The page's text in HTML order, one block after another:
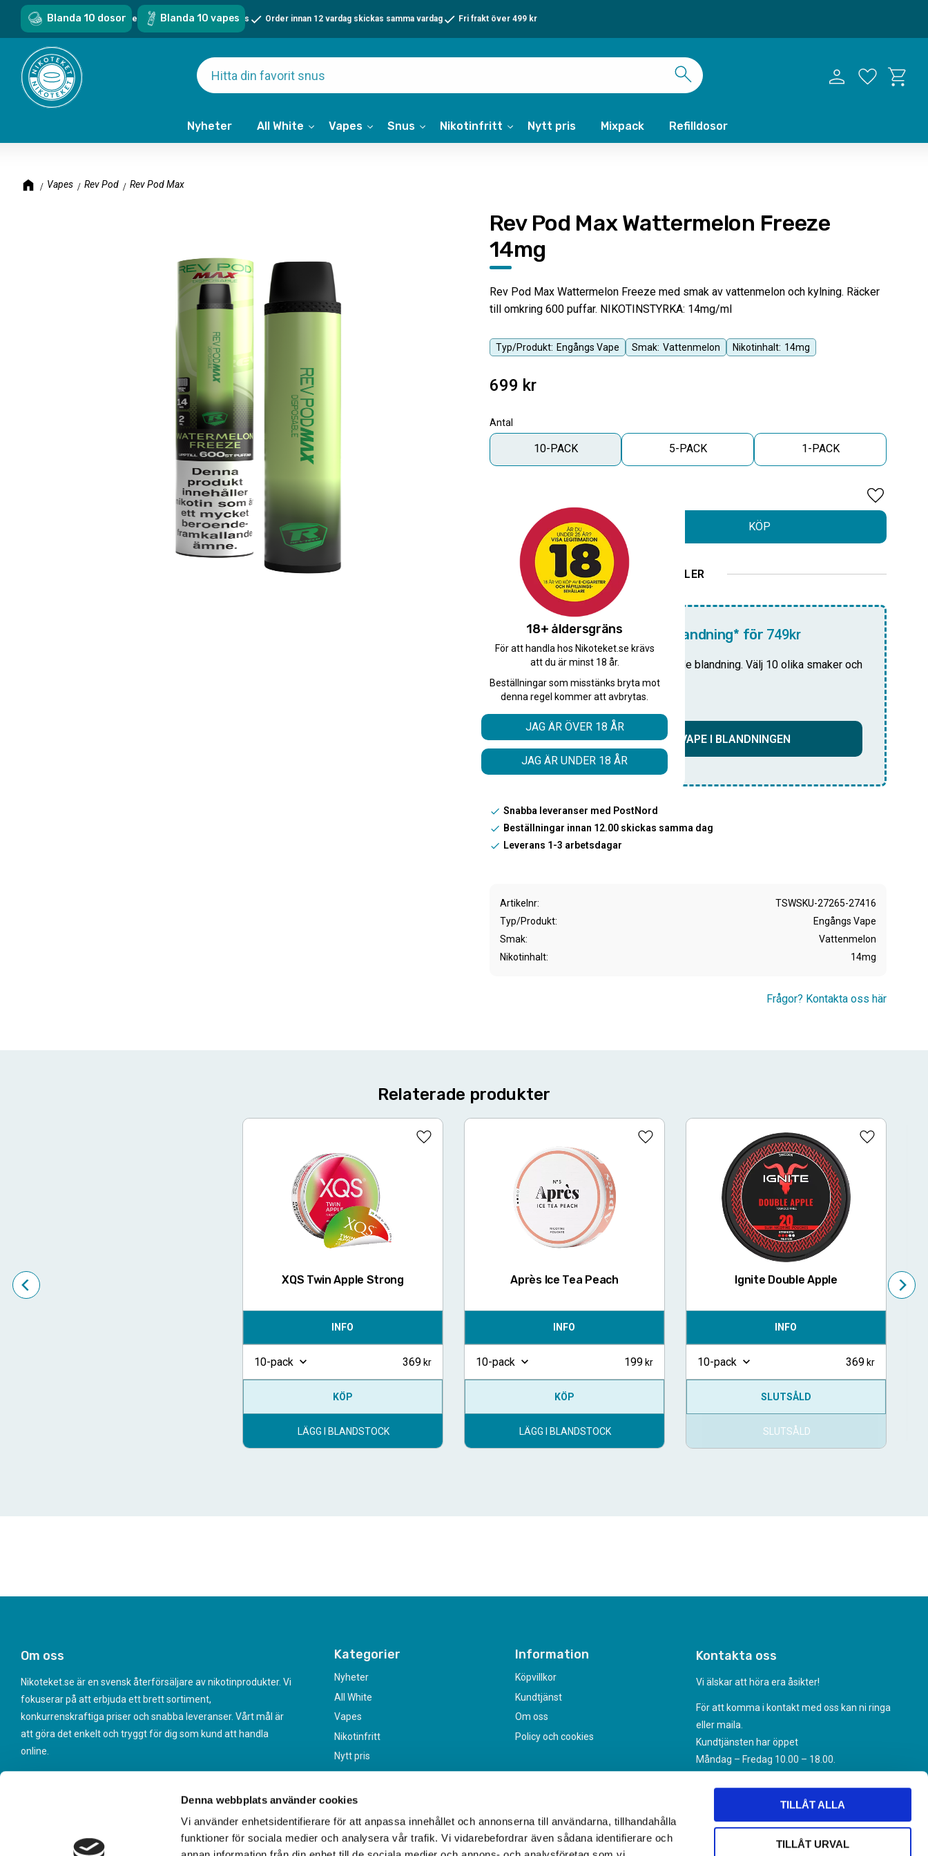
Denna webbplats använder cookies
Vi använder enhetsidentifierare för att anpassa innehållet och annonserna till användarna, tillhandahålla
funktioner för sociala medier och analysera vår trafik. Vi vidarebefordrar även sådana identifierare och
TILLÅT ALLA
TILLÅT URVAL
Nyheter All White Vapes Snus Nikotinfritt Nytt pris Mixpack Refilldosor
Favoriter
Blanda 10 dosor Blanda 10 vapes
Sveriges största sortiment - över 1000 snus & vapes Order innan 12 vardag skickas samma vardag Fri frakt över 499 kr
Vapes Rev Pod Rev Pod Max
Typ/Produkt: Engångs Vape Smak: Vattenmelon Nikotinhalt: 14mg
Rev Pod Max Wattermelon Freeze
14mg
Rev Pod Max Wattermelon Freeze med smak av vattenmelon och kylning. Räcker
till omkring 600 puffar. NIKOTINSTYRKA: 14mg/ml
699 kr
Antal
10-PACK 5-PACK 1-PACK
+ KÖP
Lägg till i
ELLER
Skapa din egen 10-pack blandning* för 749kr
Lägg till denna smak i din anpassade blandning. Välj 10 olika smaker och
få dem för ett specialpris!
Antal:
LÄGG TILL VAPE I BLANDNINGEN
Snabba leveranser med PostNord
Beställningar innan 12.00 skickas samma dag
Leverans 1-3 arbetsdagar
Artikelnr
TSWSKU-27265-27416
Typ/Produkt
Engångs Vape
Smak
Vattenmelon
Nikotinhalt
14mg
Frågor? Kontakta oss här
Relaterade produkter
XQS Twin Apple Strong
Lägg till i favoriter
INFO
10-pack 369
KÖP
LÄGG I BLANDSTOCK
Après Ice Tea Peach
Lägg till i favoriter
INFO
10-pack 199
KÖP
LÄGG I BLANDSTOCK
Ignite Double Apple
Lägg till i
INFO
10-pack 369
SLUTSÅLD
SLUTSÅLD
Om oss
Nikoteket.se är en svensk återförsäljare av nikotinprodukter. Vi
fokuserar på att erbjuda ett brett sortiment,
konkurrenskraftiga priser och snabba leveranser. Vårt mål är
att göra det enkelt och tryggt för dig som kund att handla
online.
Kategorier
Nyheter
All White
Vapes
Nikotinfritt
Nytt pris
Information
Köpvillkor
Kundtjänst
Om oss
Policy och cookies
Kontakta oss
Vi älskar att höra era åsikter!
För att komma i kontakt med oss kan ni ringa
eller maila.
Kundtjänsten har öppet
Måndag – Fredag 10.00 – 18.00.
070-494 31 35
Kundtjanst@nikoteket.se
18+ åldersgräns
För att handla hos Nikoteket.se krävs
att du är minst 18 år.
Beställningar som misstänks bryta mot
denna regel kommer att avbrytas.
JAG ÄR ÖVER 18 ÅR
JAG ÄR UNDER 18 ÅR